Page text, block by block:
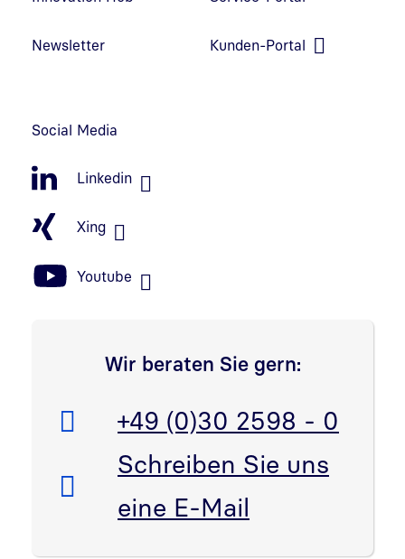
Newsletter Kunden-Portal
Social Media
Linkedin
Xing
Youtube
Wir beraten Sie gern:
Telefon:
+49 (0)30 2598 - 0
E-Mail:
Schreiben Sie uns
eine E-Mail